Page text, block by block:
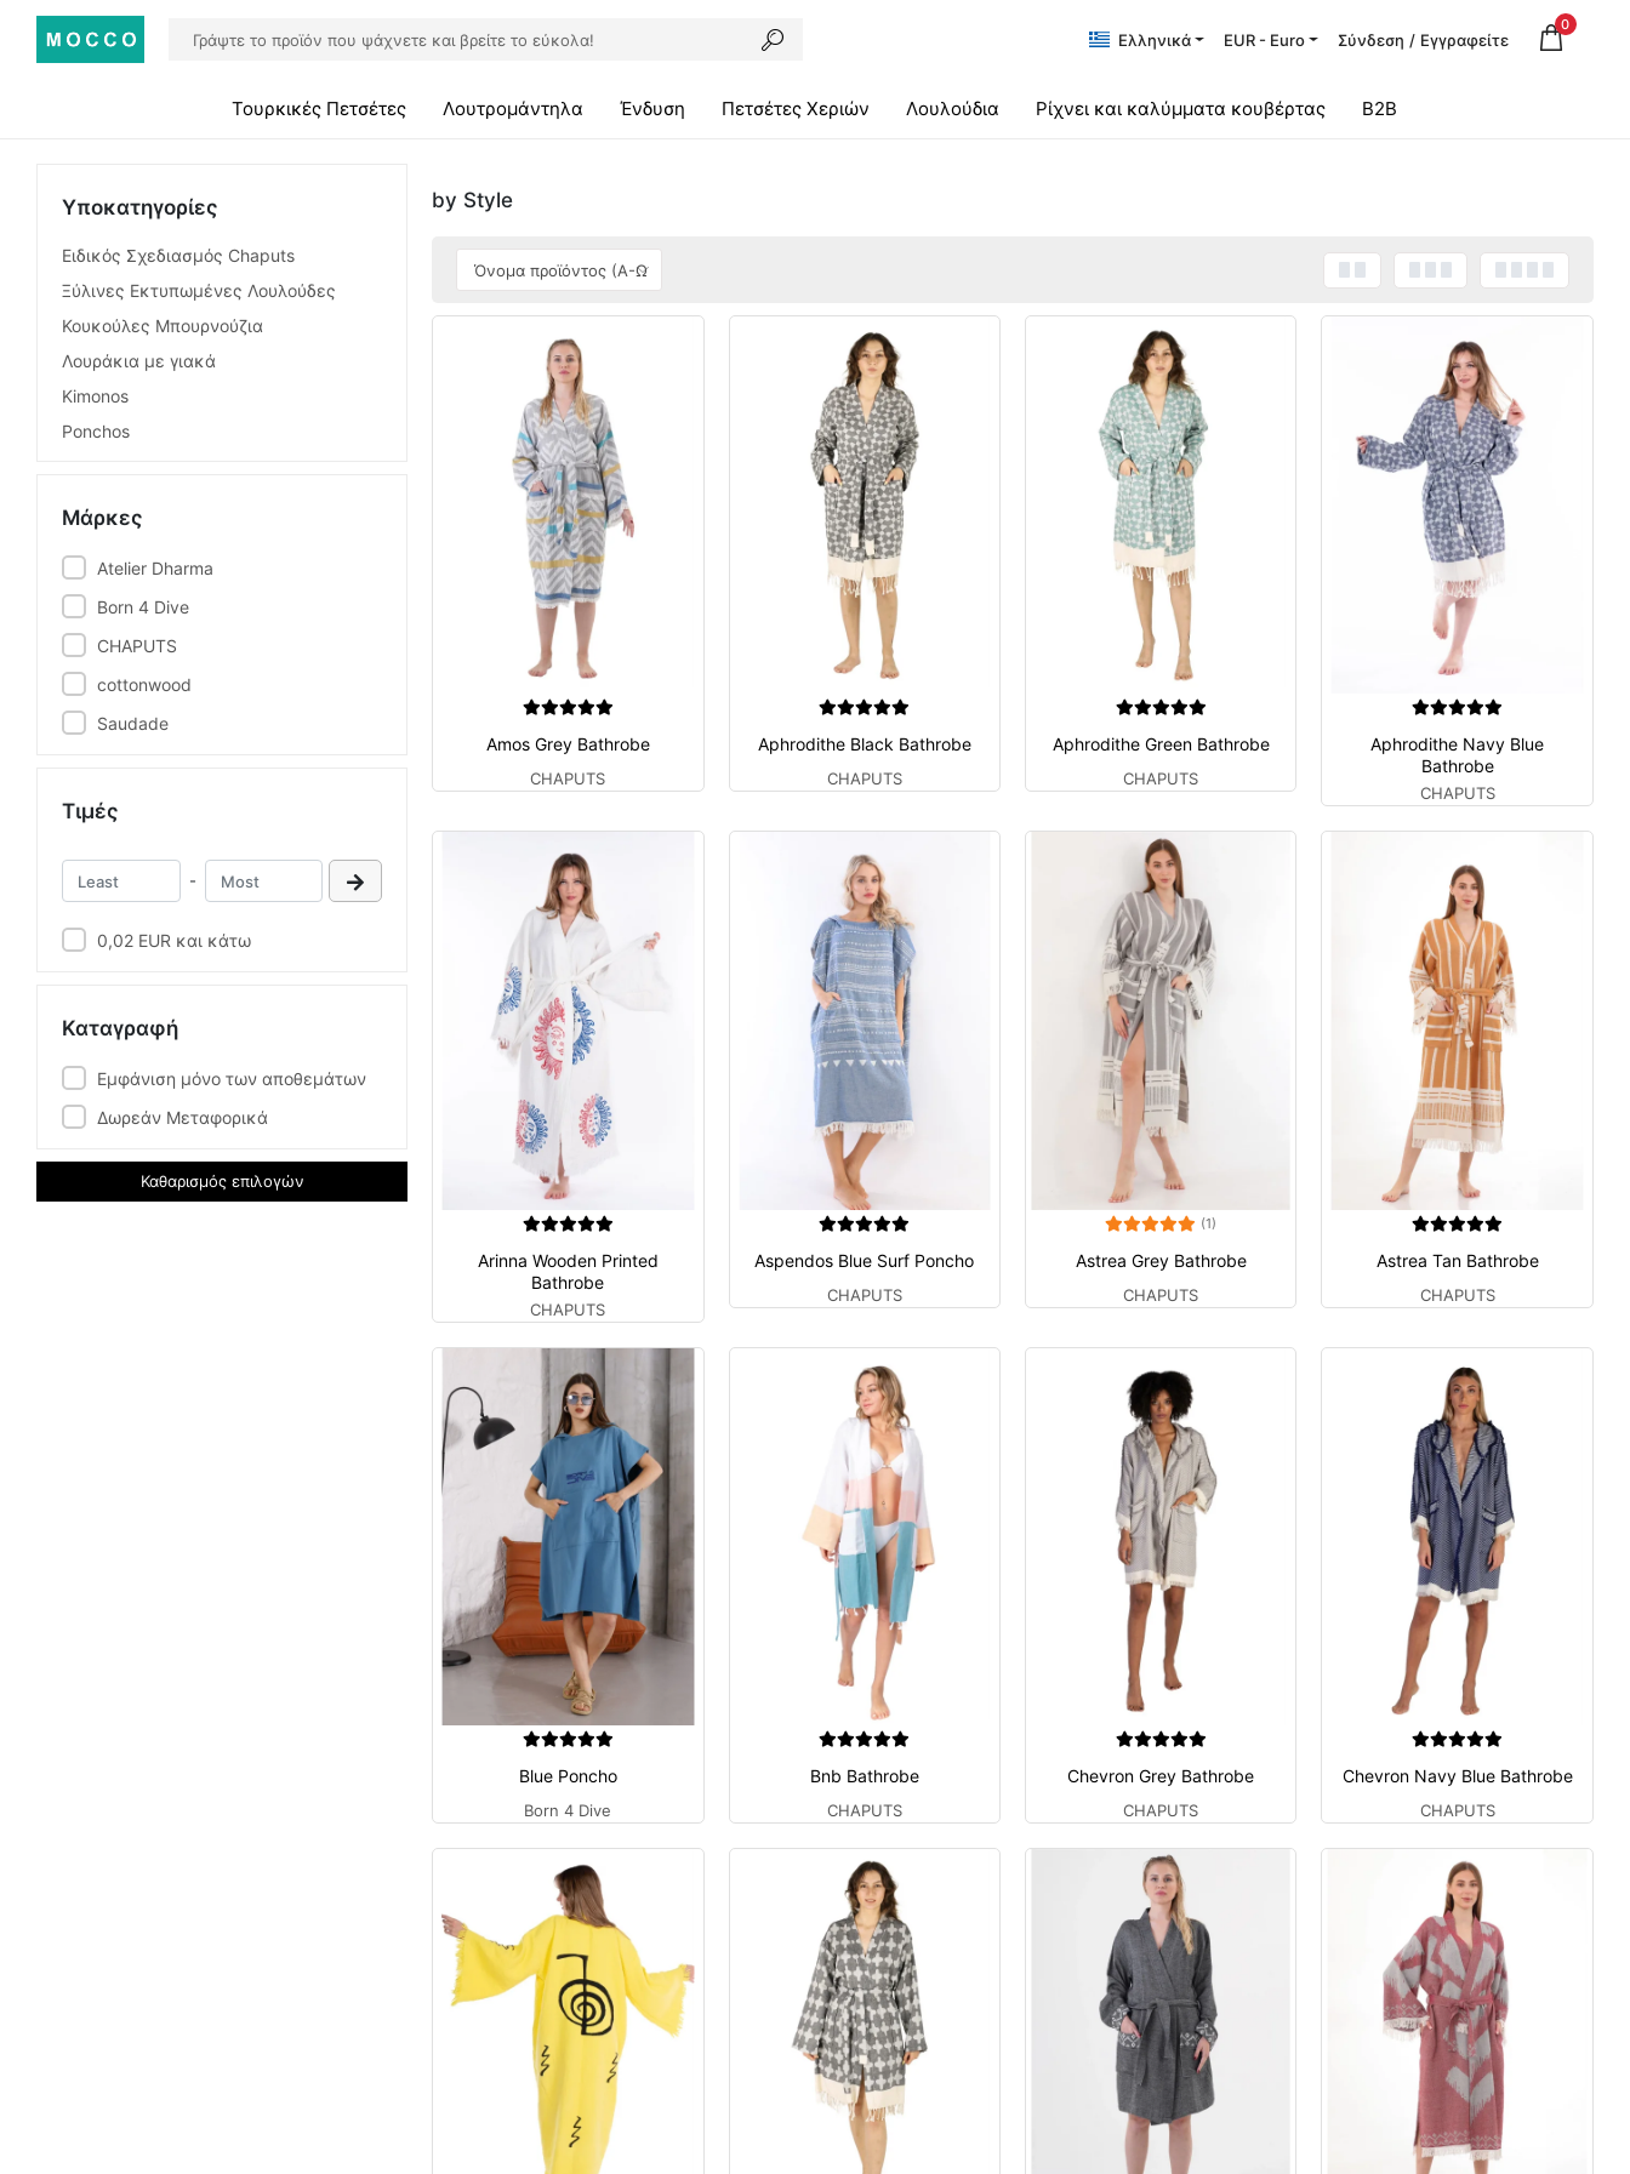
Ελληνικά EUR - Euro Σύνδεση / Εγγραφείτε
0
Τουρκικές Πετσέτες Λουτρομάντηλα Ένδυση Πετσέτες Χεριών Λουλούδια Ρίχνει και καλύμματα κουβέρτας B2B
Υποκατηγορίες
Ειδικός Σχεδιασμός Chaputs
Ξύλινες Εκτυπωμένες Λουλούδες
Κουκούλες Μπουρνούζια
Λουράκια με γιακά
Kimonos
Ponchos
Μάρκες
Atelier Dharma
Born 4 Dive
CHAPUTS
cottonwood
Saudade
Τιμές
-
0,02 EUR και κάτω
Καταγραφή
Εμφάνιση μόνο των αποθεμάτων
Δωρεάν Μεταφορικά
Καθαρισμός επιλογών
by Style
Amos Grey Bathrobe
CHAPUTS
Aphrodithe Black Bathrobe
CHAPUTS
Aphrodithe Green Bathrobe
CHAPUTS
Aphrodithe Navy Blue
Bathrobe
CHAPUTS
Arinna Wooden Printed
Bathrobe
CHAPUTS
Aspendos Blue Surf Poncho
CHAPUTS
(1)
Astrea Grey Bathrobe
CHAPUTS
Astrea Tan Bathrobe
CHAPUTS
Blue Poncho
Born 4 Dive
Bnb Bathrobe
CHAPUTS
Chevron Grey Bathrobe
CHAPUTS
Chevron Navy Blue Bathrobe
CHAPUTS